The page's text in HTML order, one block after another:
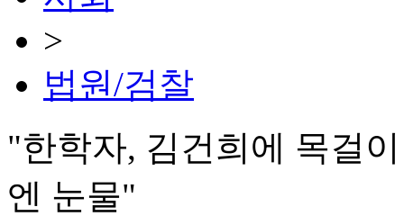
>
법원/검찰
"한학자, 김건희에 목걸
엔 눈물"